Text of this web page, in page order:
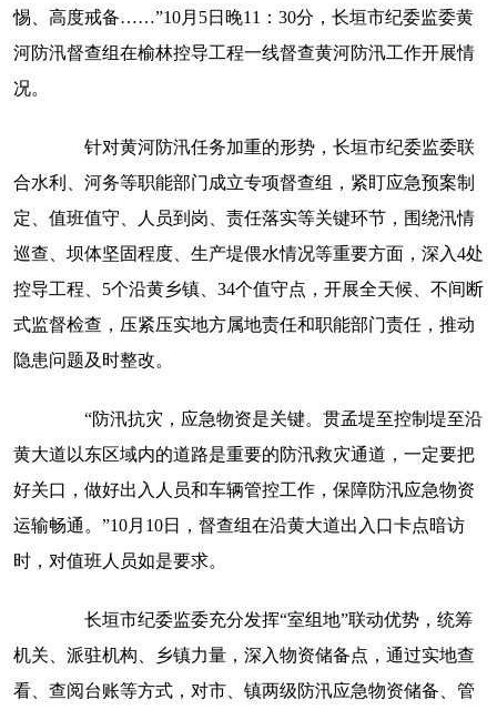
惕、高度戒备……”10月5日晚11：30分，长垣市纪委监委黄
河防汛督查组在榆林控导工程一线督查黄河防汛工作开展情
况。
针对黄河防汛任务加重的形势，长垣市纪委监委联
合水利、河务等职能部门成立专项督查组，紧盯应急预案制
定、值班值守、人员到岗、责任落实等关键环节，围绕汛情
巡查、坝体坚固程度、生产堤偎水情况等重要方面，深入4处
控导工程、5个沿黄乡镇、34个值守点，开展全天候、不间断
式监督检查，压紧压实地方属地责任和职能部门责任，推动
隐患问题及时整改。
“防汛抗灾，应急物资是关键。贯孟堤至控制堤至沿
黄大道以东区域内的道路是重要的防汛救灾通道，一定要把
好关口，做好出入人员和车辆管控工作，保障防汛应急物资
运输畅通。”10月10日，督查组在沿黄大道出入口卡点暗访
时，对值班人员如是要求。
长垣市纪委监委充分发挥“室组地”联动优势，统筹
机关、派驻机构、乡镇力量，深入物资储备点，通过实地查
看、查阅台账等方式，对市、镇两级防汛应急物资储备、管